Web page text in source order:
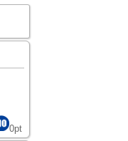
0pt